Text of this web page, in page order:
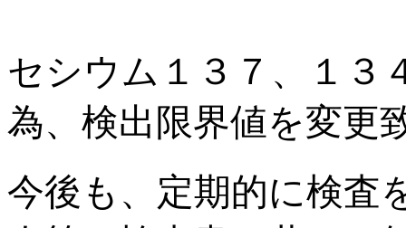
セシウム１３７、１３
為、検出限界値を変更
今後も、定期的に検査